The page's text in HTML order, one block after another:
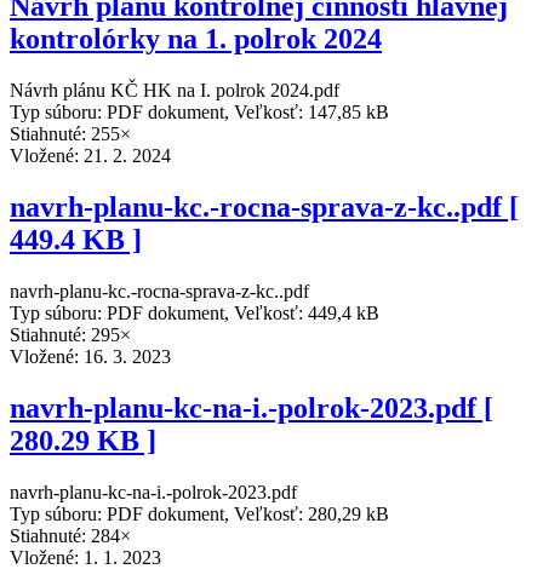
Návrh plánu kontrolnej činnosti hlavnej
kontrolórky na 1. polrok 2024
Návrh plánu KČ HK na I. polrok 2024.pdf
Typ súboru: PDF dokument, Veľkosť: 147,85 kB
Stiahnuté: 255×
Vložené: 21. 2. 2024
navrh-planu-kc.-rocna-sprava-z-kc..pdf [
449.4 KB ]
navrh-planu-kc.-rocna-sprava-z-kc..pdf
Typ súboru: PDF dokument, Veľkosť: 449,4 kB
Stiahnuté: 295×
Vložené: 16. 3. 2023
navrh-planu-kc-na-i.-polrok-2023.pdf [
280.29 KB ]
navrh-planu-kc-na-i.-polrok-2023.pdf
Typ súboru: PDF dokument, Veľkosť: 280,29 kB
Stiahnuté: 284×
Vložené: 1. 1. 2023